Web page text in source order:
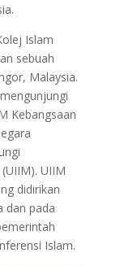
Islam
sebuah
Malaysia.
Kebangsaan
UIIM
didirikan
dan pada
Islam.